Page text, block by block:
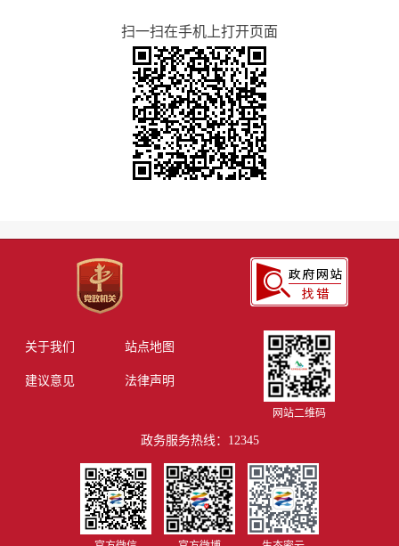
扫一扫在手机上打开页面
关于我们 站点地图
建议意见 法律声明
网站二维码
政务服务热线：12345